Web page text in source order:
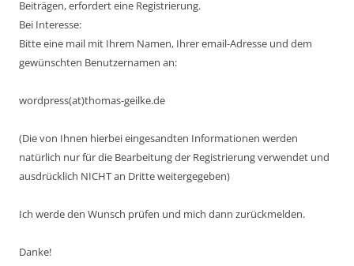
Beiträgen, erfordert eine Registrierung.
Bei Interesse:
Bitte eine mail mit Ihrem Namen, Ihrer email-Adresse und dem
gewünschten Benutzernamen an:
wordpress(at)thomas-geilke.de
(Die von Ihnen hierbei eingesandten Informationen werden
natürlich nur für die Bearbeitung der Registrierung verwendet und
ausdrücklich NICHT an Dritte weitergegeben)
Ich werde den Wunsch prüfen und mich dann zurückmelden.
Danke!